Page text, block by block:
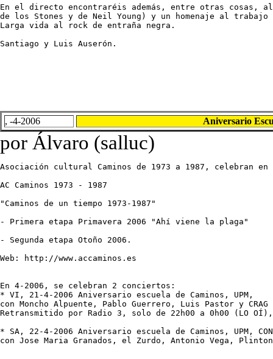
En el directo encontraréis además, entre otras cosas,
de los Stones y de Neil Young) y un homenaje al
Larga vida al rock de entraña negra.
Santiago y Luis Auserón.
, -4-2006 Aniversario
por Álvaro (salluc)
Asociación cultural Caminos de 1973 a 1987, celebran
AC Caminos 1973 - 1987
"Caminos de un tiempo 1973-1987"
- Primera etapa Primavera 2006 "Ahí viene la plaga"
- Segunda etapa Otoño 2006.
Web: http://www.accaminos.es
En 4-2006, se celebran 2 conciertos:
* VI, 21-4-2006 Aniversario escuela de Caminos, UPM,
con Moncho Alpuente, Pablo Guerrero, Luis Pastor y
Retransmitido por Radio 3, solo de 22h00 a 0h00 (LO
* SA, 22-4-2006 Aniversario escuela de Caminos, UPM,
con Jose Maria Granados, el Zurdo, Antonio Vega,